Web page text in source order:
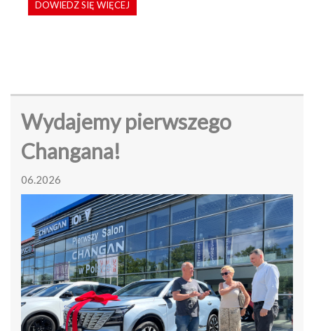
DOWIEDZ SIĘ WIĘCEJ
Wydajemy pierwszego
Changana!
06.2026